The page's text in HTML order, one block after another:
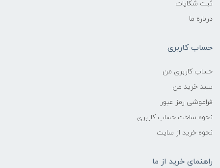
ثبت شکایات
درباره ما
حساب کاربری
حساب کاربری من
سبد خرید من
فراموشی رمز عبور
نحوه ساخت حساب کاربری
نحوه خرید از سایت
راهنمای خرید از ما